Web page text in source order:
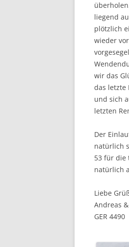
liegend
plötzlich
wieder
wir das
das letzte
und sich
letzten
Der
natürlich
53 für die
natürlich
Liebe
Andreas
GER 4490